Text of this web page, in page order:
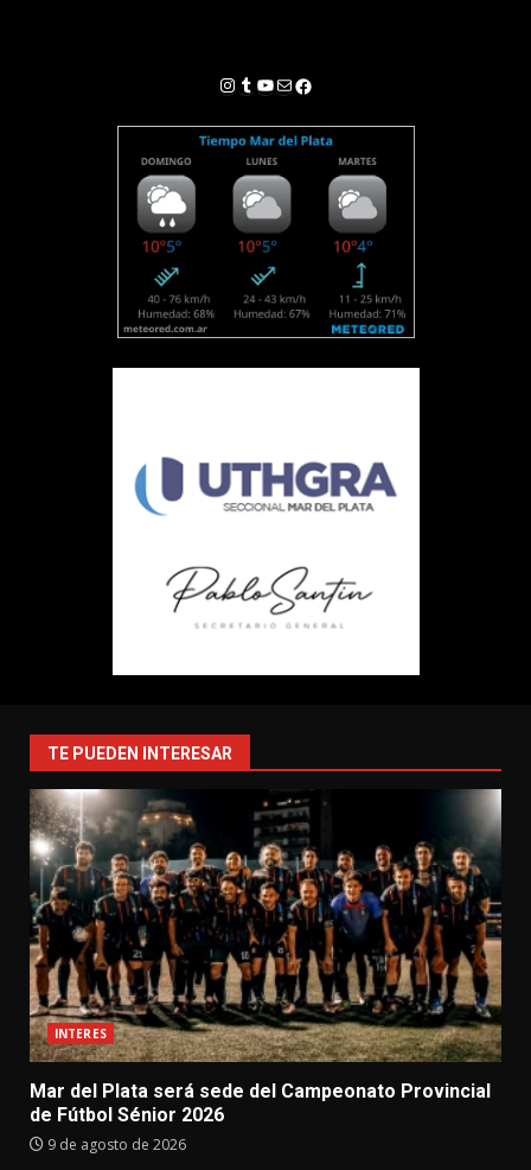
Instagram
Tumblr
YouTube
Correo electrónico
Facebook
TE PUEDEN INTERESAR
INTERES
Mar del Plata será sede del Campeonato Provincial
de Fútbol Sénior 2026
9 de agosto de 2026